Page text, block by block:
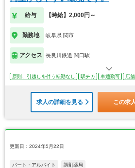
給与 【時給】2,000円～
勤務地 岐阜県 関市
アクセス 長良川鉄道 関口駅
原則、引越しを伴う転勤なし 駅チカ 車通勤可 店
求人の詳細を見る この求
更新日：2024年5月22日
パート・アルバイト 調剤薬局